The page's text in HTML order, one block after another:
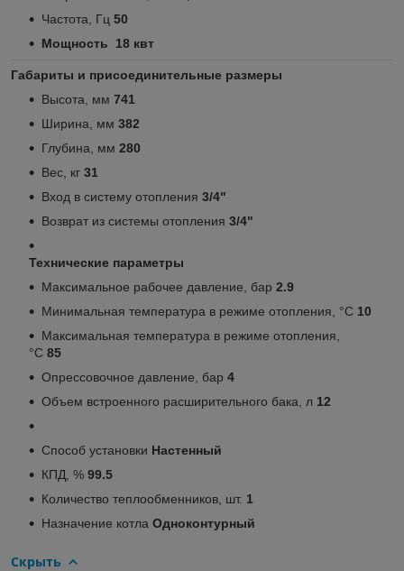
Частота, Гц 50
Мощность 18 квт
Габариты и присоединительные размеры
Высота, мм 741
Ширина, мм 382
Глубина, мм 280
Вес, кг 31
Вход в систему отопления 3/4"
Возврат из системы отопления 3/4"
Технические параметры
Максимальное рабочее давление, бар 2.9
Минимальная температура в режиме отопления, °C 10
Максимальная температура в режиме отопления,
°C 85
Опрессовочное давление, бар 4
Объем встроенного расширительного бака, л 12
Способ установки Настенный
КПД, % 99.5
Количество теплообменников, шт. 1
Назначение котла Одноконтурный
Скрыть